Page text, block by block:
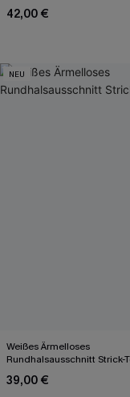
42,00 €
NEU
Weißes Ärmelloses
Rundhalsausschnitt Strick-
39,00 €